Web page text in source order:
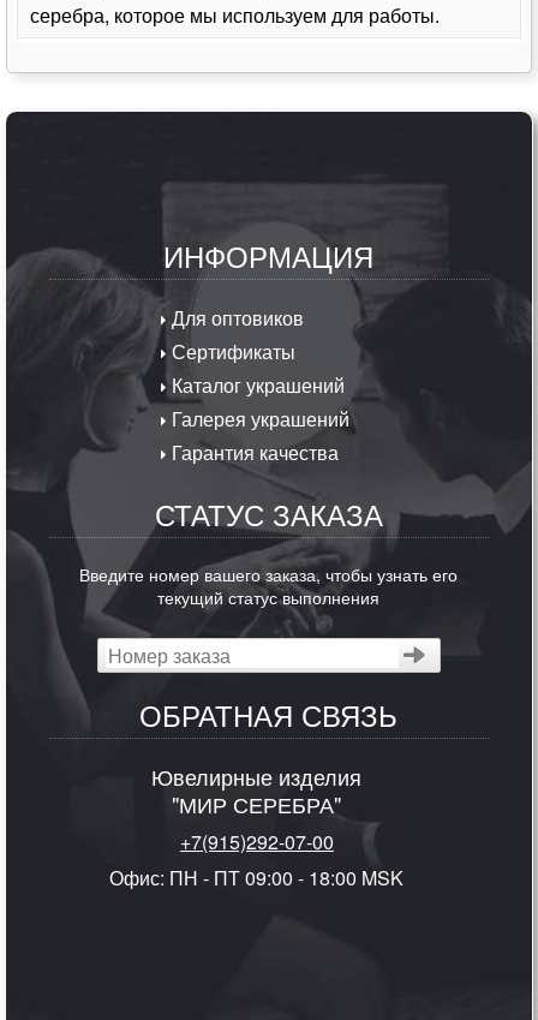
серебра, которое мы используем для работы.
ИНФОРМАЦИЯ
Для оптовиков
Сертификаты
Каталог украшений
Галерея украшений
Гарантия качества
СТАТУС ЗАКАЗА
Введите номер вашего заказа, чтобы узнать его
текущий статус выполнения
ОБРАТНАЯ СВЯЗЬ
Ювелирные изделия
"МИР СЕРЕБРА"
+7(915)292-07-00
Офис: ПН - ПТ 09:00 - 18:00 MSK